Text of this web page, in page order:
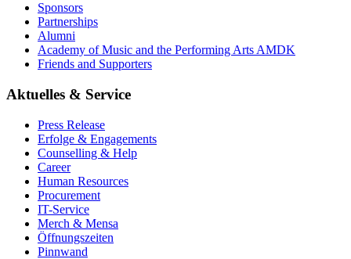
Sponsors
Partnerships
Alumni
Academy of Music and the Performing Arts AMDK
Friends and Supporters
Aktuelles & Service
Press Release
Erfolge & Engagements
Counselling & Help
Career
Human Resources
Procurement
IT-Service
Merch & Mensa
Öffnungszeiten
Pinnwand